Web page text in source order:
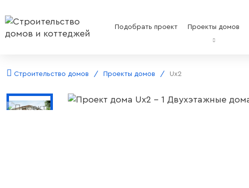
Подобрать проект Проекты домов
Строительство домов Проекты домов Ux2